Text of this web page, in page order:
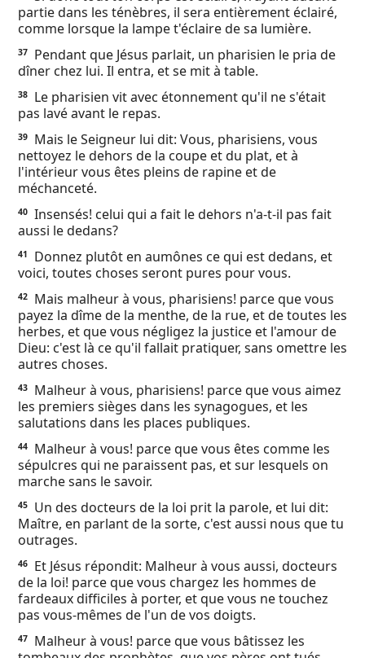
partie dans les ténèbres, il sera entièrement éclairé,
comme lorsque la lampe t'éclaire de sa lumière.
37
Pendant que Jésus parlait, un pharisien le pria de
dîner chez lui. Il entra, et se mit à table.
38
Le pharisien vit avec étonnement qu'il ne s'était
pas lavé avant le repas.
39
Mais le Seigneur lui dit: Vous, pharisiens, vous
nettoyez le dehors de la coupe et du plat, et à
l'intérieur vous êtes pleins de rapine et de
méchanceté.
40 Insensés! celui qui a fait le dehors n'a-t-il pas fait
aussi le dedans?
41
Donnez plutôt en aumônes ce qui est dedans, et
voici, toutes choses seront pures pour vous.
42
Mais malheur à vous, pharisiens! parce que vous
payez la dîme de la menthe, de la rue, et de toutes les
herbes, et que vous négligez la justice et l'amour de
Dieu: c'est là ce qu'il fallait pratiquer, sans omettre les
autres choses.
43
Malheur à vous, pharisiens! parce que vous aimez
les premiers sièges dans les synagogues, et les
salutations dans les places publiques.
44
Malheur à vous! parce que vous êtes comme les
sépulcres qui ne paraissent pas, et sur lesquels on
marche sans le savoir.
45
Un des docteurs de la loi prit la parole, et lui dit:
Maître, en parlant de la sorte, c'est aussi nous que tu
outrages.
46
Et Jésus répondit: Malheur à vous aussi, docteurs
de la loi! parce que vous chargez les hommes de
fardeaux difficiles à porter, et que vous ne touchez
pas vous-mêmes de l'un de vos doigts.
47
Malheur à vous! parce que vous bâtissez les